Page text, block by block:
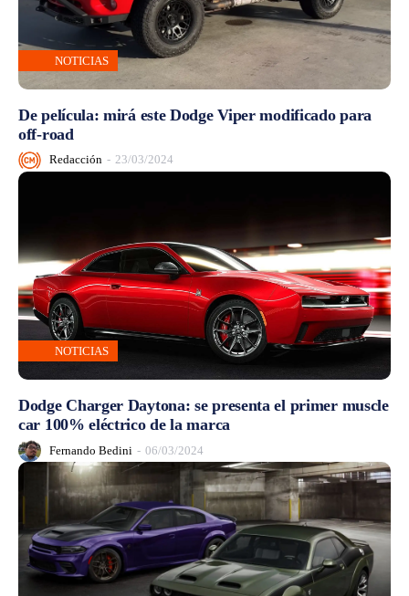
NOTICIAS
De película: mirá este Dodge Viper modificado para
off-road
Redacción - 23/03/2024
NOTICIAS
Dodge Charger Daytona: se presenta el primer muscle
car 100% eléctrico de la marca
Fernando Bedini - 06/03/2024